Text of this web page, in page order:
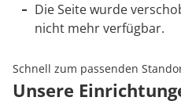
Die Seite wurde
nicht mehr verfügbar.
Schnell zum passenden
Unsere